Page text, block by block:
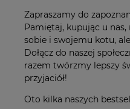
Zapraszamy do
Pamiętaj, kupując u
sobie i swojemu kotu,
Dołącz do naszej
razem twórzmy lepszy
przyjaciół!
Oto kilka naszych